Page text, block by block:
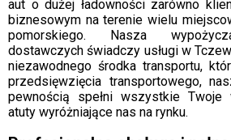
aut o dużej ładowności zarówno
biznesowym na terenie wielu
pomorskiego. Nasza
dostawczych świadczy usługi w
niezawodnego środka transportu,
przedsięwzięcia transportowego,
pewnością spełni wszystkie Twoje
atuty wyróżniające nas na rynku.